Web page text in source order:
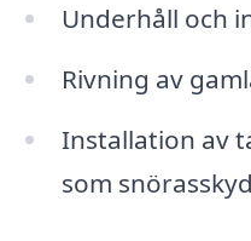
Underhåll och
Rivning av
Installation av
som